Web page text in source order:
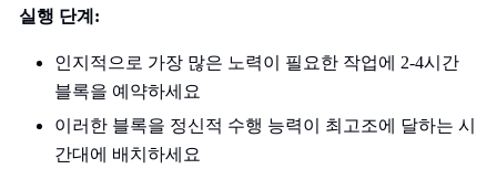
실행 단계:
인지적으로 가장 많은 노력이 필요한 작업에 2-4시간
블록을 예약하세요
이러한 블록을 정신적 수행 능력이 최고조에 달하는 시
간대에 배치하세요